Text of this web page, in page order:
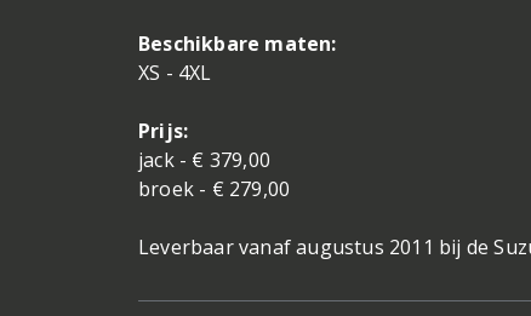
Beschikbare maten:
XS - 4XL
Prijs:
jack - € 379,00
broek - € 279,00
Leverbaar vanaf augustus 2011 bij de